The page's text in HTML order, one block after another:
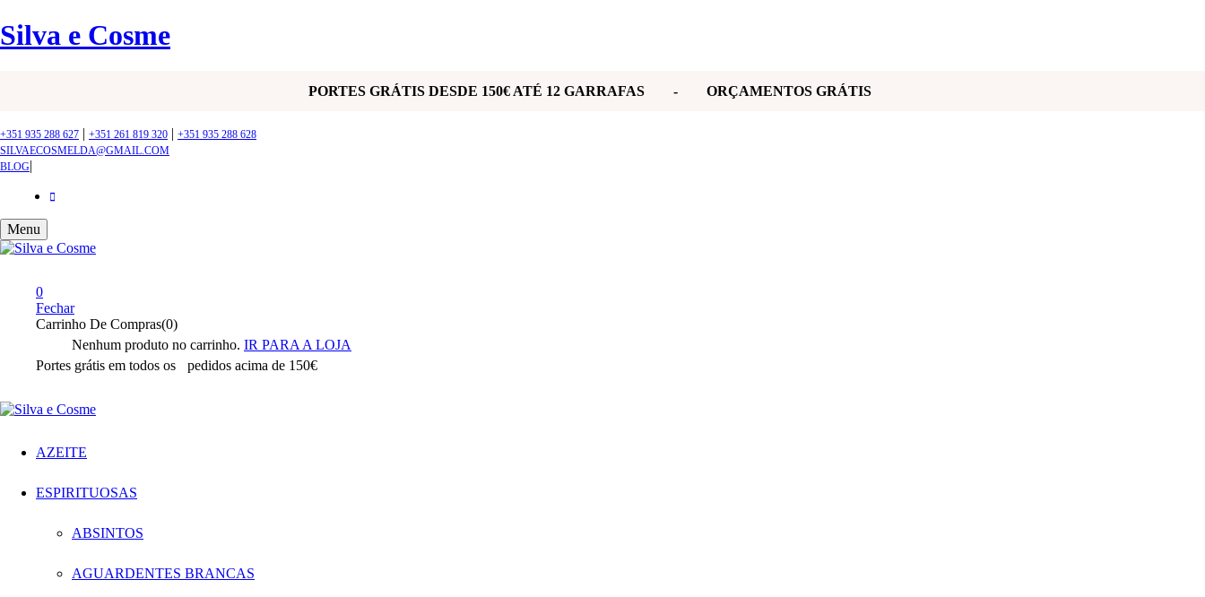
Silva e Cosme
PORTES GRÁTIS DESDE 150€ ATÉ 12 GARRAFAS - ORÇAMENTOS GRÁTIS
+351 935 288 627 | +351 261 819 320 | +351 935 288 628
SILVAECOSMELDA@GMAIL.COM
BLOG|
Menu
0
Fechar
Carrinho De Compras(0)
Nenhum produto no carrinho. IR PARA A LOJA
Portes grátis em todos os
pedidos acima de 150€
AZEITE
ESPIRITUOSAS
ABSINTOS
AGUARDENTES BRANCAS